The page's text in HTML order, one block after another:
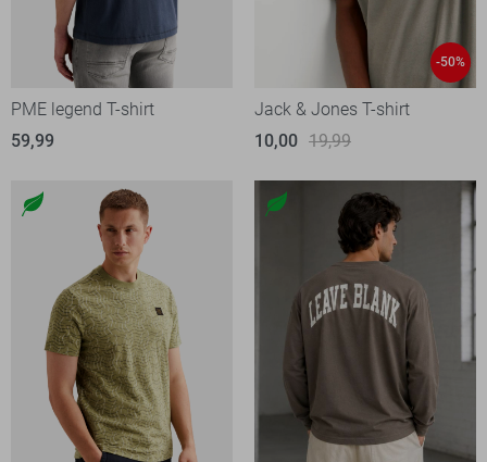
PME legend T-shirt
59,99
-50%
Jack & Jones T-shirt
10,00 19,99